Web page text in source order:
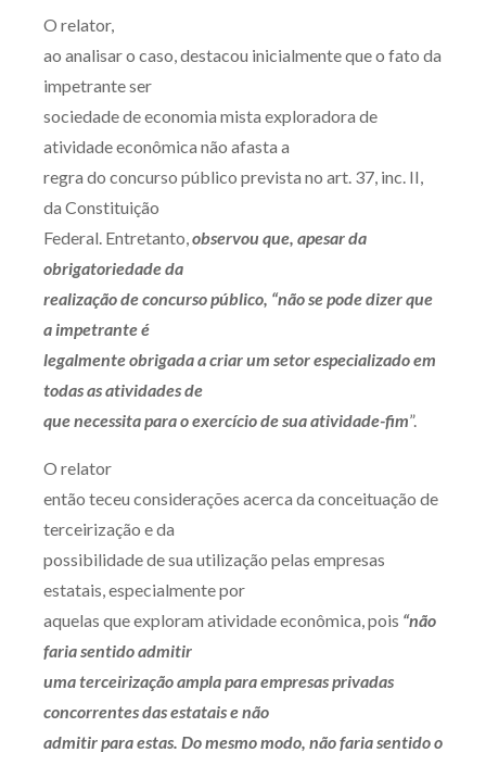
Telefone (41) 2109-8666
Whatsapp (41) 98881-6616
O relator,
ao analisar o caso, destacou inicialmente que o fato da
impetrante ser
sociedade de economia mista exploradora de
atividade econômica não afasta a
regra do concurso público prevista no art. 37, inc. II,
da Constituição
Federal. Entretanto,observou que, apesar da
obrigatoriedade da
realização de concurso público, “não se pode dizer que
a impetrante é
legalmente obrigada a criar um setor especializado em
todas as atividades de
que necessita para o exercício de sua atividade-fim”.
O relator
então teceu considerações acerca da conceituação de
terceirização e da
possibilidade de sua utilização pelas empresas
estatais, especialmente por
aquelas que exploram atividade econômica, pois “não
faria sentido admitir
uma terceirização ampla para empresas privadas
concorrentes das estatais e não
admitir para estas. Do mesmo modo, não faria sentido o